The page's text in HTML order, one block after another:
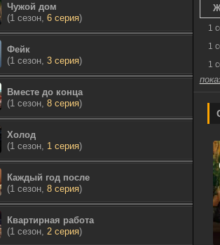
1
1
1
Чужой дом
(1 сезон, 6 серия)
Фейк
(1 сезон, 3 серия)
Вместе до конца
(1 сезон, 8 серия)
Холод
(1 сезон, 1 серия)
Каждый год после
(1 сезон, 8 серия)
Квартирная работа
(1 сезон, 2 серия)